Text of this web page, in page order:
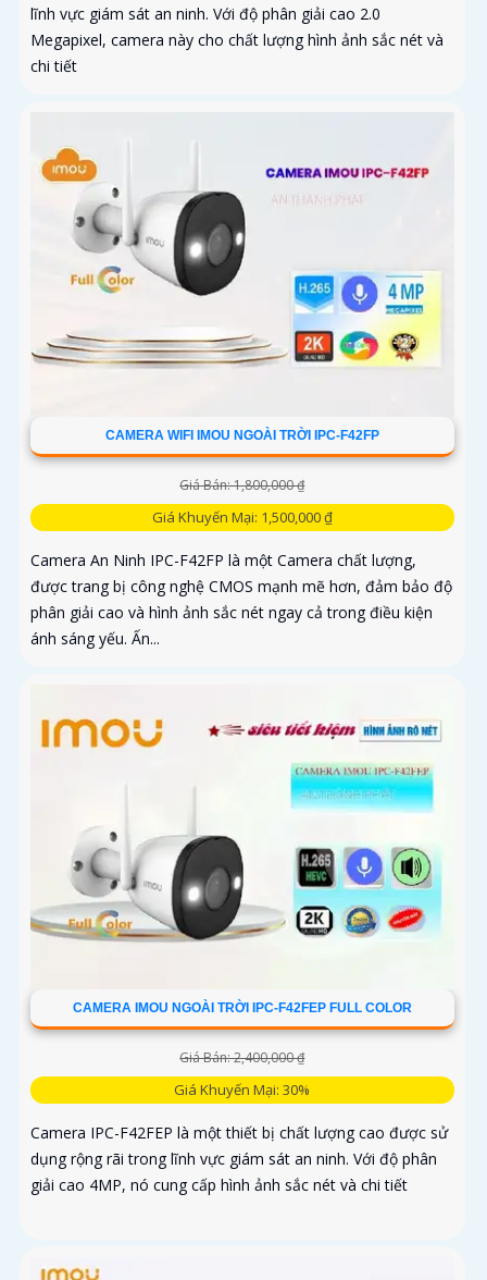
lĩnh vực giám sát an ninh. Với độ phân giải cao 2.0
Megapixel, camera này cho chất lượng hình ảnh sắc nét và
chi tiết
CAMERA WIFI IMOU NGOÀI TRỜI IPC-F42FP
Giá Bán: 1,800,000 ₫
Giá Khuyến Mại: 1,500,000 ₫
Camera An Ninh IPC-F42FP là một Camera chất lượng,
được trang bị công nghệ CMOS mạnh mẽ hơn, đảm bảo độ
phân giải cao và hình ảnh sắc nét ngay cả trong điều kiện
ánh sáng yếu. Ấn...
CAMERA IMOU NGOÀI TRỜI IPC-F42FEP FULL COLOR
Giá Bán: 2,400,000 ₫
Giá Khuyến Mại: 30%
Camera IPC-F42FEP là một thiết bị chất lượng cao được sử
dụng rộng rãi trong lĩnh vực giám sát an ninh. Với độ phân
giải cao 4MP, nó cung cấp hình ảnh sắc nét và chi tiết